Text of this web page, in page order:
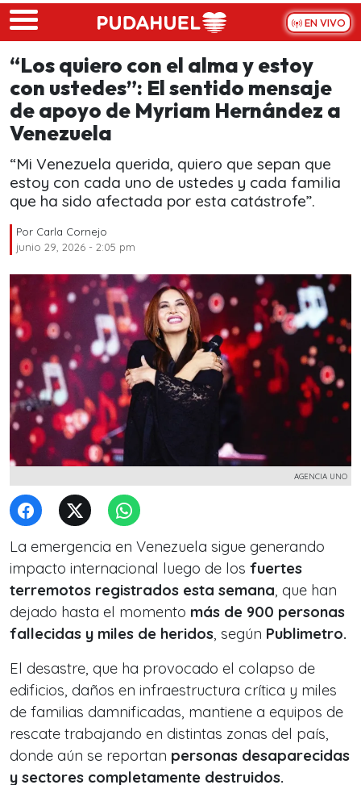
Skip to main content
EN VIVO
“Los quiero con el alma y estoy
con ustedes”: El sentido mensaje
de apoyo de Myriam Hernández a
Venezuela
“Mi Venezuela querida, quiero que sepan que
estoy con cada uno de ustedes y cada familia
que ha sido afectada por esta catástrofe”.
Por Carla Cornejo
junio 29, 2026 - 2:05 pm
AGENCIA UNO
La emergencia en Venezuela sigue generando
impacto internacional luego de los fuertes
terremotos registrados esta semana, que han
dejado hasta el momento más de 900 personas
fallecidas y miles de heridos, según Publimetro.
El desastre, que ha provocado el colapso de
edificios, daños en infraestructura crítica y miles
de familias damnificadas, mantiene a equipos de
rescate trabajando en distintas zonas del país,
donde aún se reportan personas desaparecidas
y sectores completamente destruidos.